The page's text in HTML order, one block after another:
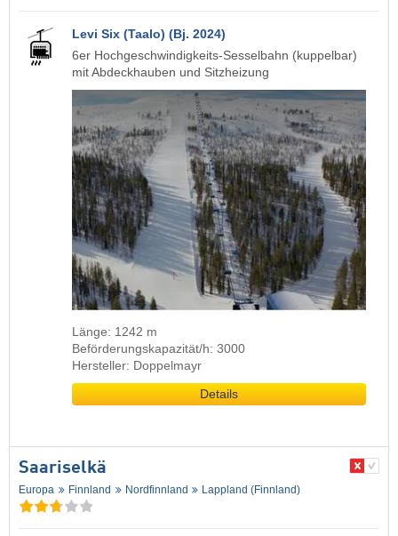
Levi Six (Taalo) (Bj. 2024)
6er Hochgeschwindigkeits-Sesselbahn (kuppelbar)
mit Abdeckhauben und Sitzheizung
Länge: 1242 m
Beförderungskapazität/h: 3000
Hersteller: Doppelmayr
Details
Saariselkä
Europa Finnland Nordfinnland Lappland (Finnland)